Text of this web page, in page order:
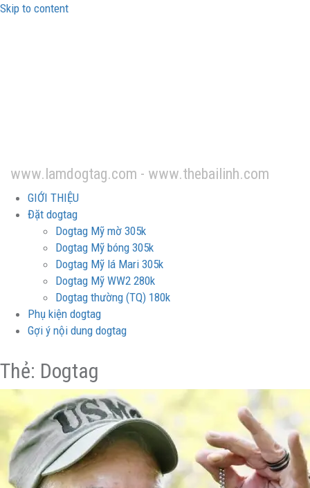
Skip to content
www.lamdogtag.com - www.thebailinh.com
GIỚI THIỆU
Đặt dogtag
Dogtag Mỹ mờ 305k
Dogtag Mỹ bóng 305k
Dogtag Mỹ lá Mari 305k
Dogtag Mỹ WW2 280k
Dogtag thường (TQ) 180k
Phụ kiện dogtag
Gợi ý nội dung dogtag
Thẻ: Dogtag